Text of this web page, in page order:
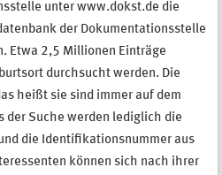
unter www.dokst.de die
der Dokumentationsstelle
Etwa 2,5 Millionen Einträge
durchsucht werden. Die
heißt sie sind immer auf dem
der Suche werden lediglich die
die Identifikationsnummer aus
können sich nach ihrer